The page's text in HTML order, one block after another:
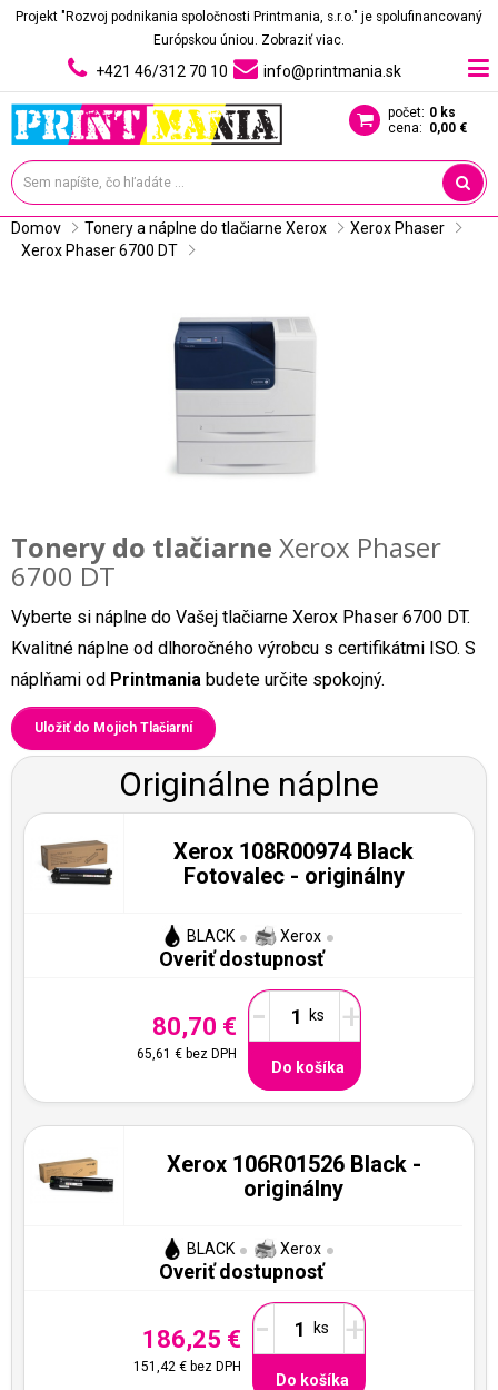
Projekt "Rozvoj podnikania spoločnosti Printmania, s.r.o." je spolufinancovaný
Európskou úniou. Zobraziť viac.
+421 46/312 70 10 info@printmania.sk
počet: 0 ks
cena: 0,00 €
Domov Tonery a náplne do tlačiarne Xerox
Xerox Phaser
Xerox Phaser 6700 DT
Tonery do tlačiarne Xerox Phaser
6700 DT
Vyberte si náplne do Vašej tlačiarne Xerox Phaser 6700 DT.
Kvalitné náplne od dlhoročného výrobcu s certifikátmi ISO. S
náplňami od Printmania budete určite spokojný.
Uložiť do Mojich Tlačiarní
Originálne náplne
Xerox 108R00974 Black
Fotovalec - originálny
BLACK Xerox
Overiť dostupnosť
80,70 €
65,61 € bez DPH
- +
Do košíka
Xerox 106R01526 Black -
originálny
BLACK Xerox
Overiť dostupnosť
186,25 €
151,42 €bez DPH
- +
Do košíka